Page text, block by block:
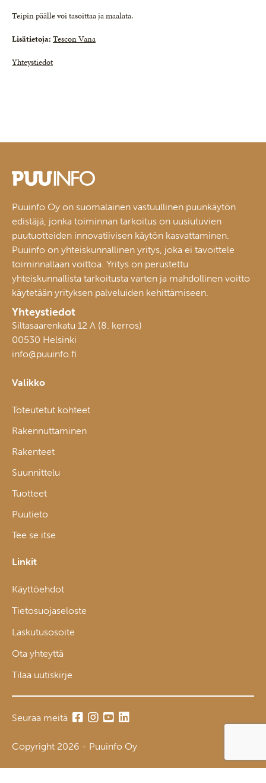
Teipin päälle voi tasoittaa ja maalata.
Lisätietoja: Tescon Vana
Yhteystiedot
Puuinfo Oy on suomalainen vastuullinen puunkäytön
edistäjä, jonka toiminnan tarkoitus on uusiutuvien
puutuotteiden innovatiivisen käytön kasvattaminen.
Puuinfo on yhteiskunnallinen yritys, joka ei tavoittele
toiminnallaan voittoa. Yritys on perustettu
yhteiskunnallista tarkoitusta varten ja mahdollinen voitto
käytetään yrityksen palveluiden kehittämiseen.
Yhteystiedot
Siltasaarenkatu 12 A (8. kerros)
00530 Helsinki
info@puuinfo.fi
Valikko
Toteutetut kohteet
Rakennuttaminen
Rakenteet
Suunnittelu
Tuotteet
Puutieto
Tee se itse
Linkit
Käyttöehdot
Tietosuojaseloste
Laskutusosoite
Ota yhteyttä
Tilaa uutiskirje
Seuraa meitä
Copyright 2026 - Puuinfo Oy